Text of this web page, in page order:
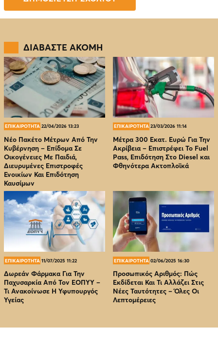
ΔΙΑΒΑΣΤΕ ΑΚΟΜΗ
ΕΠΙΚΑΙΡΟΤΗΤΑ 22/04/2026 13:23
Νέο Πακέτο Μέτρων Από Την
Κυβέρνηση – Επίδομα Σε
Οικογένειες Με Παιδιά,
Διευρυμένες Επιστροφές
Ενοικίων Και Επιδότηση
Καυσίμων
ΕΠΙΚΑΙΡΟΤΗΤΑ 23/03/2026 11:14
Μέτρα 300 Εκατ. Ευρώ Για Την
Ακρίβεια – Επιστρέφει Το Fuel
Pass, Επιδότηση Στο Diesel και
Φθηνότερα Ακτοπλοϊκά
ΕΠΙΚΑΙΡΟΤΗΤΑ 11/07/2025 11:22
Δωρεάν Φάρμακα Για Την
Παχυσαρκία Από Τον EOΠΥΥ –
Τι Ανακοίνωσε Η Υφυπουργός
Υγείας
ΕΠΙΚΑΙΡΟΤΗΤΑ 02/06/2025 16:30
Προσωπικός Αριθμός: Πώς
Εκδίδεται Και Τι Αλλάζει Στις
Νέες Ταυτότητες – Όλες Οι
Λεπτομέρειες